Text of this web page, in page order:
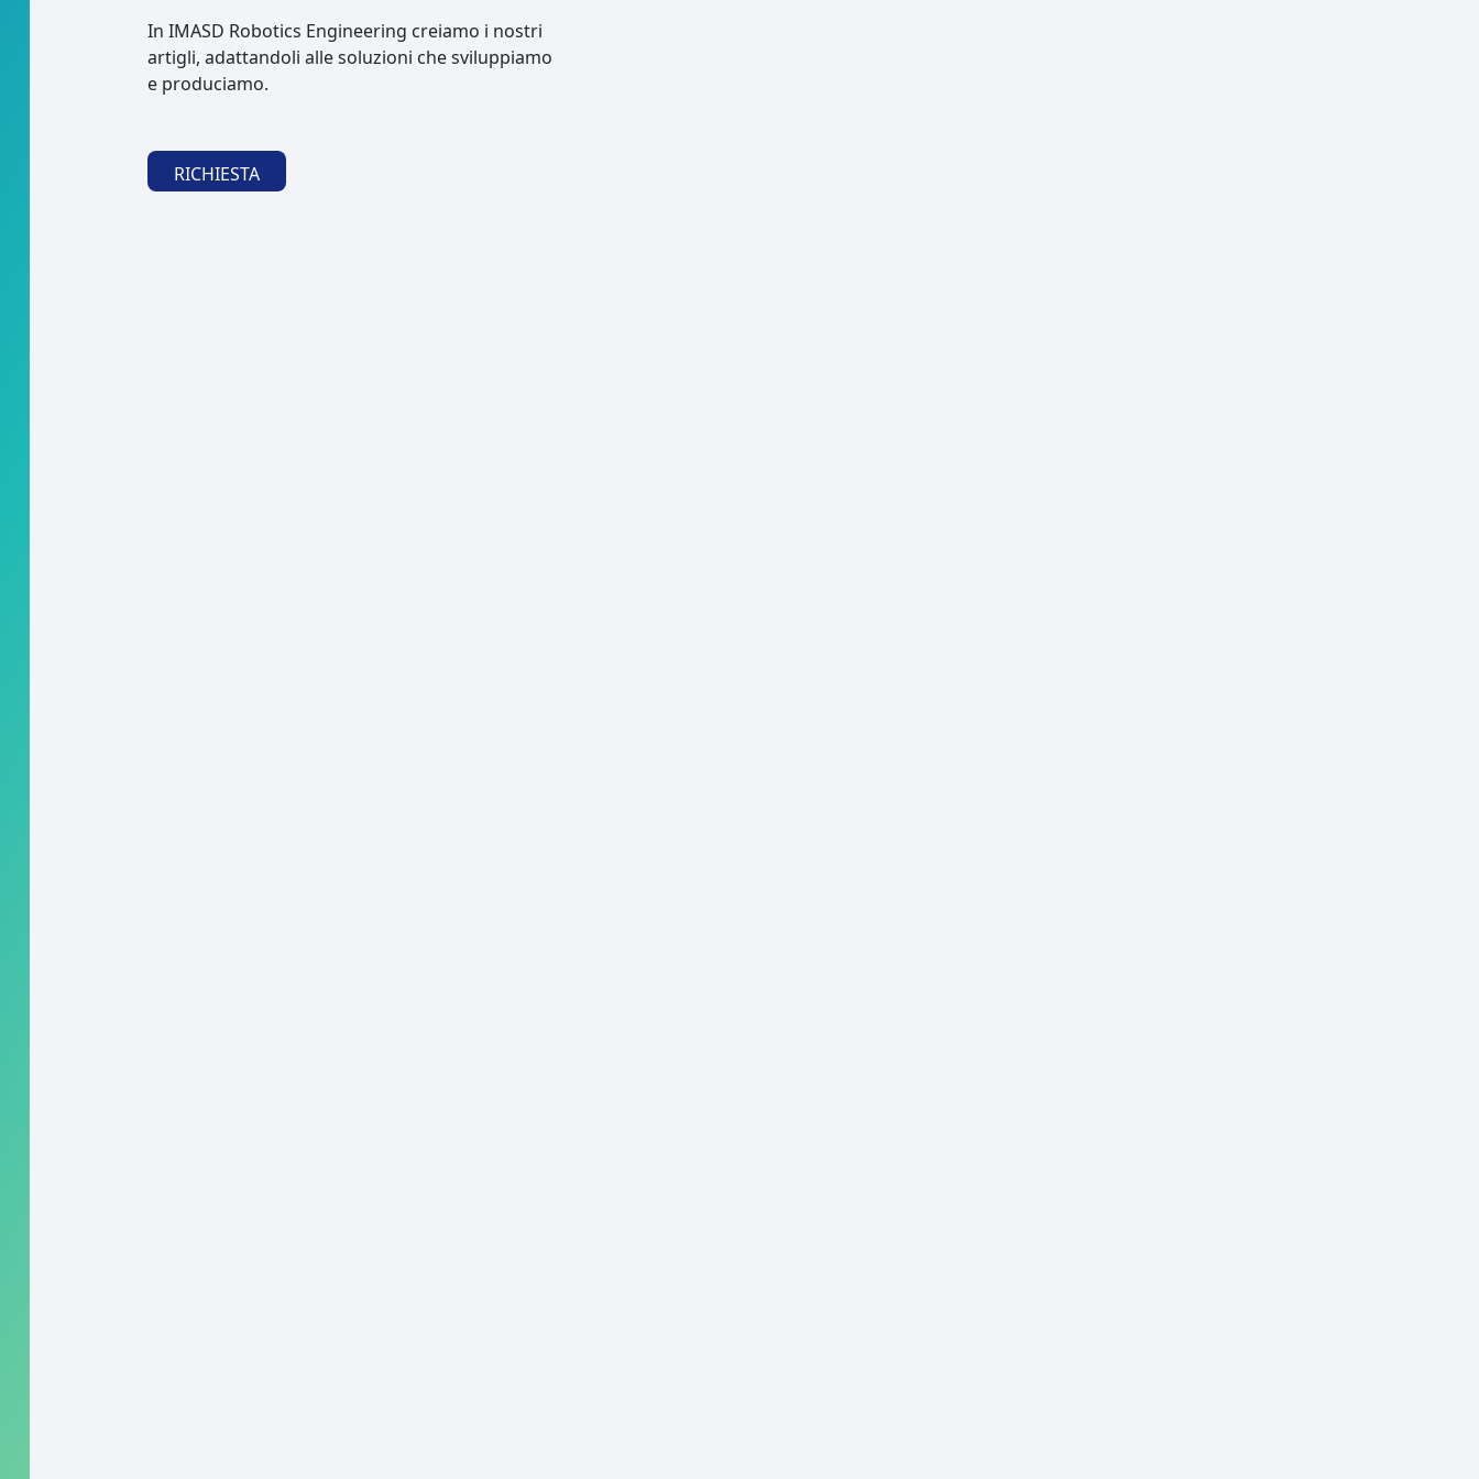
In IMASD Robotics Engineering creiamo i nostri
artigli, adattandoli alle soluzioni che sviluppiamo
e produciamo.
RICHIESTA